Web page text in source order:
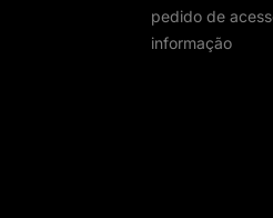
pedido de
informação